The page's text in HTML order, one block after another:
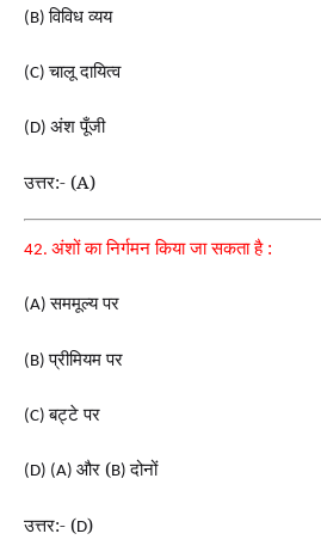
(B)विविध व्यय
(C)चालू दायित्व
(D) अंश पूँजी
उत्तर:- (A)
42. अंशों का निर्गमन किया जा सकता है :
(A)सममूल्य पर
(B)प्रीमियम पर
(C)बट्टे पर
(D) (A) और (B)दोनों
उत्तर:- (D)